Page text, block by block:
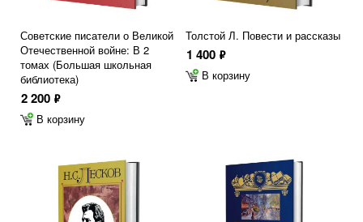
Советские писатели о Великой
Отечественной войне: В 2
томах (Большая школьная
библиотека)
2 200 ф
В корзину
Толстой Л. Повести и рассказы
1 400 ф
В корзину